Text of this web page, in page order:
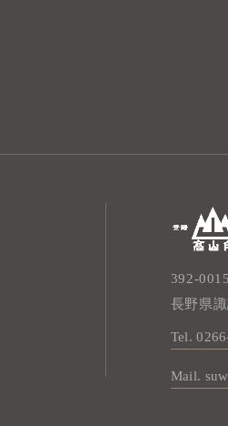
392-0015
長野県
Tel.
Mail.